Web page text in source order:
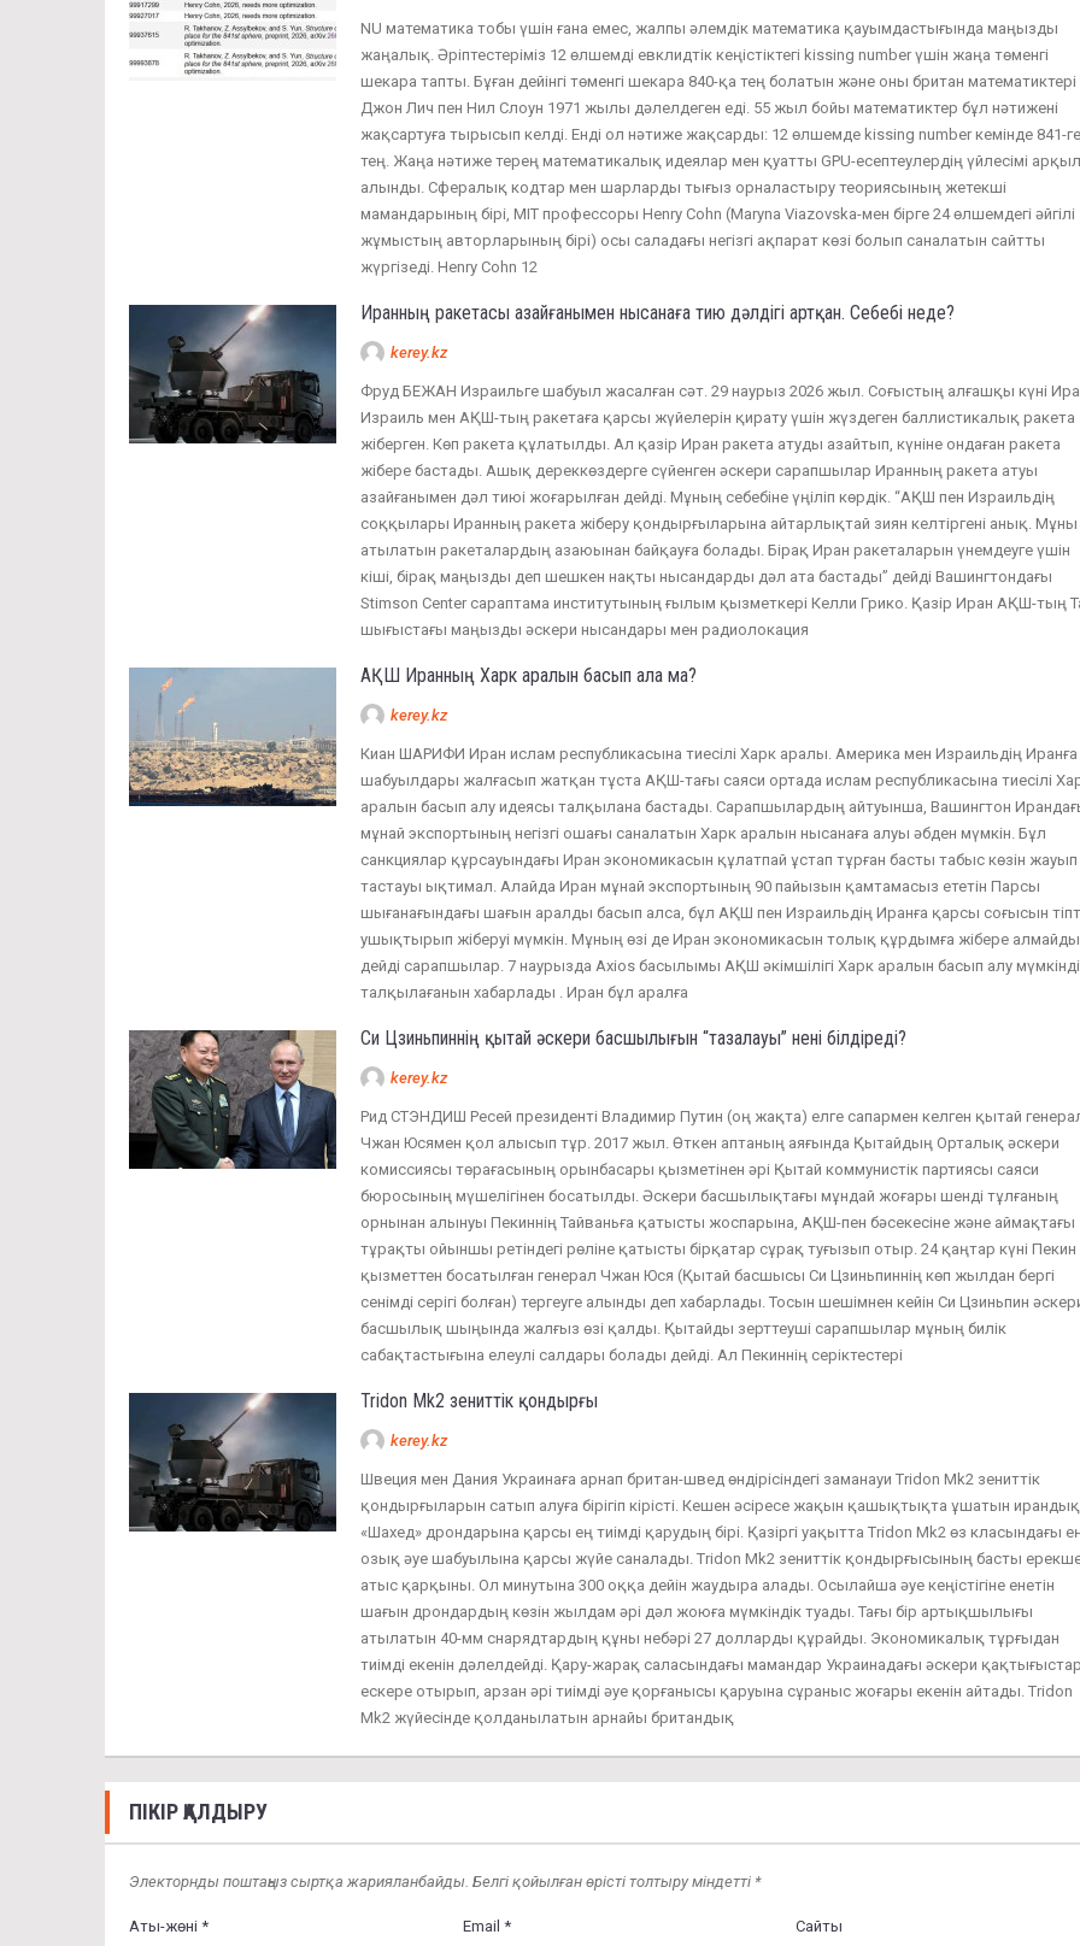
NU математика тобы үшін ғана емес, жалпы әлемдік математика қауымдастығында маңызды
жаңалық. Әріптестеріміз 12 өлшемді евклидтік кеңістіктегі kissing number үшін жаңа төменгі
шекара тапты. Бұған дейінгі төменгі шекара 840-қа тең болатын және оны британ математиктері
Джон Лич пен Нил Слоун 1971 жылы дәлелдеген еді. 55 жыл бойы математиктер бұл нәтижені
жақсартуға тырысып келді. Енді ол нәтиже жақсарды: 12 өлшемде kissing number кемінде 841-ге
тең. Жаңа нәтиже терең математикалық идеялар мен қуатты GPU-есептеулердің үйлесімі
алынды. Сфералық кодтар мен шарларды тығыз орналастыру теориясының жетекші
мамандарының бірі, MIT профессоры Henry Cohn (Maryna Viazovska-мен бірге 24 өлшемдегі әйгілі
жұмыстың авторларының бірі) осы саладағы негізгі ақпарат көзі болып саналатын сайтты
жүргізеді. Henry Cohn 12
Иранның ракетасы азайғанымен нысанаға тию дәлдігі артқан. Себебі неде?
kerey.kz
Фруд БЕЖАН Израильге шабуыл жасалған сәт. 29 наурыз 2026 жыл. Соғыстың алғашқы күні
Израиль мен АҚШ-тың ракетаға қарсы жүйелерін қирату үшін жүздеген баллистикалық ракета
жіберген. Көп ракета құлатылды. Ал қазір Иран ракета атуды азайтып, күніне ондаған ракета
жібере бастады. Ашық дереккөздерге сүйенген әскери сарапшылар Иранның ракета атуы
азайғанымен дәл тиюі жоғарылған дейді. Мұның себебіне үңіліп көрдік. “АҚШ пен Израильдің
соққылары Иранның ракета жіберу қондырғыларына айтарлықтай зиян келтіргені анық. Мұны
атылатын ракеталардың азаюынан байқауға болады. Бірақ Иран ракеталарын үнемдеуге үшін
кіші, бірақ маңызды деп шешкен нақты нысандарды дәл ата бастады” дейді Вашингтондағы
Stimson Center сараптама институтының ғылым қызметкері Келли Грико. Қазір Иран АҚШ-тың
шығыстағы маңызды әскери нысандары мен радиолокация
АҚШ Иранның Харк аралын басып ала ма?
kerey.kz
Киан ШАРИФИ Иран ислам республикасына тиесілі Харк аралы. Америка мен Израильдің Иранға
шабуылдары жалғасып жатқан тұста АҚШ-тағы саяси ортада ислам республикасына тиесілі
аралын басып алу идеясы талқылана бастады. Сарапшылардың айтуынша, Вашингтон
мұнай экспортының негізгі ошағы саналатын Харк аралын нысанаға алуы әбден мүмкін. Бұл
санкциялар құрсауындағы Иран экономикасын құлатпай ұстап тұрған басты табыс көзін жауып
тастауы ықтимал. Алайда Иран мұнай экспортының 90 пайызын қамтамасыз ететін Парсы
шығанағындағы шағын аралды басып алса, бұл АҚШ пен Израильдің Иранға қарсы соғысын
ушықтырып жіберуі мүмкін. Мұның өзі де Иран экономикасын толық құрдымға жібере алмайды
дейді сарапшылар. 7 наурызда Axios басылымы АҚШ әкімшілігі Харк аралын басып алу
талқылағанын хабарлады . Иран бұл аралға
Си Цзиньпиннің қытай әскери басшылығын “тазалауы” нені білдіреді?
kerey.kz
Рид СТЭНДИШ Ресей президенті Владимир Путин (оң жақта) елге сапармен келген қытай
Чжан Юсямен қол алысып тұр. 2017 жыл. Өткен аптаның аяғында Қытайдың Орталық әскери
комиссиясы төрағасының орынбасары қызметінен әрі Қытай коммунистік партиясы саяси
бюросының мүшелігінен босатылды. Әскери басшылықтағы мұндай жоғары шенді тұлғаның
орнынан алынуы Пекиннің Тайваньға қатысты жоспарына, АҚШ-пен бәсекесіне және аймақтағы
тұрақты ойыншы ретіндегі рөліне қатысты бірқатар сұрақ туғызып отыр. 24 қаңтар күні Пекин
қызметтен босатылған генерал Чжан Юся (Қытай басшысы Си Цзиньпиннің көп жылдан бергі
сенімді серігі болған) тергеуге алынды деп хабарлады. Тосын шешімнен кейін Си Цзиньпин
басшылық шыңында жалғыз өзі қалды. Қытайды зерттеуші сарапшылар мұның билік
сабақтастығына елеулі салдары болады дейді. Ал Пекиннің серіктестері
Tridon Mk2 зениттік қондырғы
kerey.kz
Швеция мен Дания Украинаға арнап британ-швед өндірісіндегі заманауи Tridon Mk2 зениттік
қондырғыларын сатып алуға бірігіп кірісті. Кешен әсіресе жақын қашықтықта ұшатын ирандық
«Шахед» дрондарына қарсы ең тиімді қарудың бірі. Қазіргі уақытта Tridon Mk2 өз класындағы
озық әуе шабуылына қарсы жүйе саналады. Tridon Mk2 зениттік қондырғысының басты
атыс қарқыны. Ол минутына 300 оққа дейін жаудыра алады. Осылайша әуе кеңістігіне енетін
шағын дрондардың көзін жылдам әрі дәл жоюға мүмкіндік туады. Тағы бір артықшылығы
атылатын 40-мм снарядтардың құны небәрі 27 долларды құрайды. Экономикалық тұрғыдан
тиімді екенін дәлелдейді. Қару-жарақ саласындағы мамандар Украинадағы әскери
ескере отырып, арзан әрі тиімді әуе қорғанысы қаруына сұраныс жоғары екенін айтады. Tridon
Mk2 жүйесінде қолданылатын арнайы британдық
ПІКІР ҚАЛДЫРУ
Электорнды поштаңыз сыртқа жарияланбайды. Белгі қойылған өрісті толтыру міндетті *
Аты-жөні * Email * Сайты